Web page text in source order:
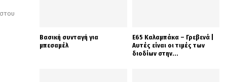
Βασική συνταγή για
μπεσαμέλ
Ε65 Καλαμπάκα – Γρεβενά |
Αυτές είναι οι τιμές των
διοδίων στην...